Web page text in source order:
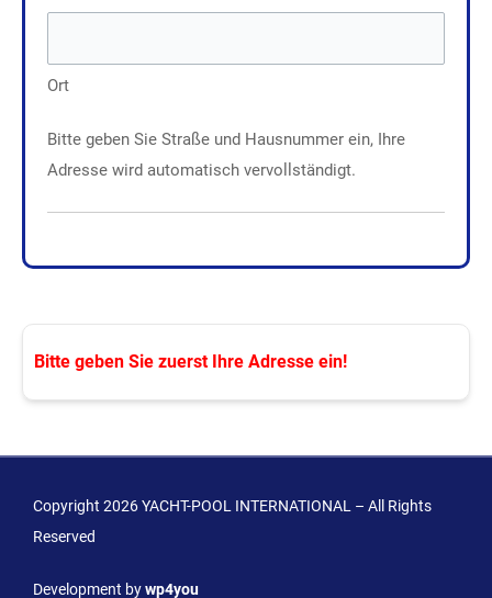
Ort
Bitte geben Sie Straße und Hausnummer ein, Ihre
Adresse wird automatisch vervollständigt.
Bitte geben Sie zuerst Ihre Adresse ein!
Copyright 2026 YACHT-POOL INTERNATIONAL – All Rights
Reserved
Development bywp4you